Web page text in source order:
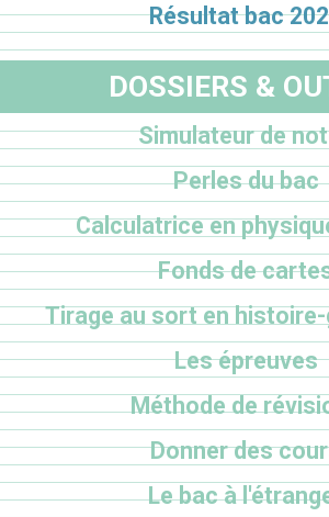
Résultat bac
DOSSIERS &
Simulateur de
Perles du bac
Calculatrice en
Fonds de
Tirage au sort en
Les épreuves
Méthode de
Donner des
Le bac à